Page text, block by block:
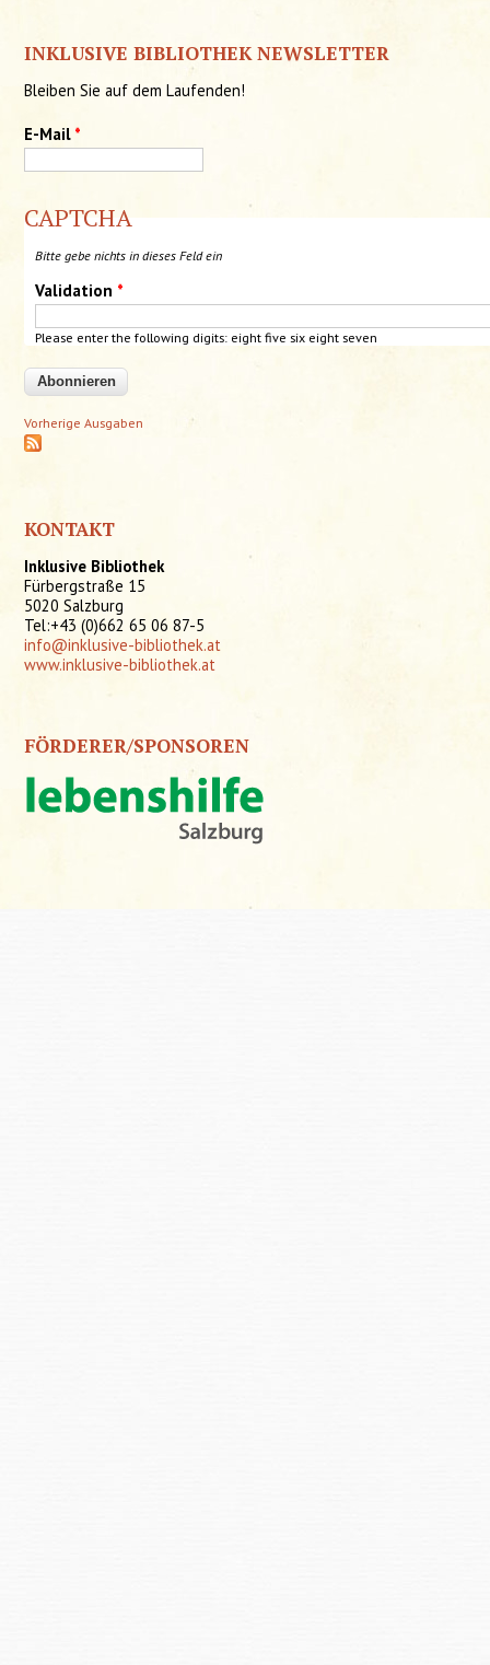
INKLUSIVE BIBLIOTHEK NEWSLETTER
Bleiben Sie auf dem Laufenden!
E-Mail *
CAPTCHA
Bitte gebe nichts in dieses Feld ein
Validation *
Please enter the following digits: eight five six eight seven
Vorherige Ausgaben
KONTAKT
Inklusive Bibliothek
Fürbergstraße 15
5020 Salzburg
Tel:+43 (0)662 65 06 87-5
info@inklusive-bibliothek.at
www.inklusive-bibliothek.at
FÖRDERER/SPONSOREN